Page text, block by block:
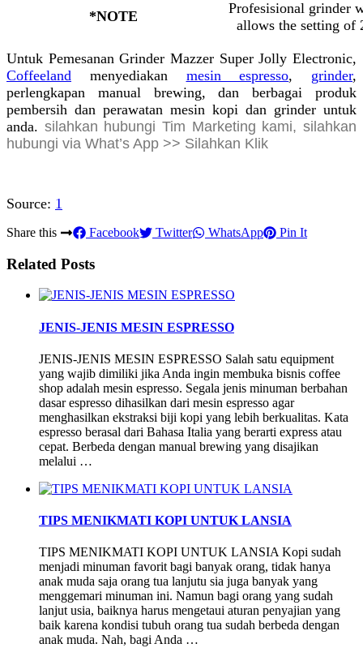
*NOTE
Profesisional grinder
allows the setting of
Untuk Pemesanan Grinder Mazzer Super Jolly Electronic,
Coffeeland menyediakan mesin espresso, grinder,
perlengkapan manual brewing, dan berbagai produk
pembersih dan perawatan mesin kopi dan grinder untuk
anda. silahkan hubungi Tim Marketing kami, silahkan
hubungi via What’s App >> Silahkan Klik
Source: 1
Share this Facebook Twitter WhatsApp Pin It
Related Posts
JENIS-JENIS MESIN ESPRESSO
JENIS-JENIS MESIN ESPRESSO Salah satu equipment
yang wajib dimiliki jika Anda ingin membuka bisnis coffee
shop adalah mesin espresso. Segala jenis minuman berbahan
dasar espresso dihasilkan dari mesin espresso agar
menghasilkan ekstraksi biji kopi yang lebih berkualitas. Kata
espresso berasal dari Bahasa Italia yang berarti express atau
cepat. Berbeda dengan manual brewing yang disajikan
melalui …
TIPS MENIKMATI KOPI UNTUK LANSIA
TIPS MENIKMATI KOPI UNTUK LANSIA Kopi sudah
menjadi minuman favorit bagi banyak orang, tidak hanya
anak muda saja orang tua lanjutu sia juga banyak yang
menggemari minuman ini. Namun bagi orang yang sudah
lanjut usia, baiknya harus mengetaui aturan penyajian yang
baik karena kondisi tubuh orang tua sudah berbeda dengan
anak muda. Nah, bagi Anda …